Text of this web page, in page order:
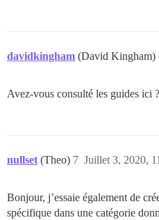
davidkingham (David Kingham)
Avez-vous consulté les guides ici ?
nullset (Theo) Juillet 3, 2020,
7
Bonjour, j’essaie également de
spécifique dans une catégorie